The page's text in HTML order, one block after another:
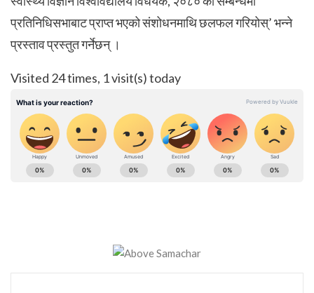
प्रतिनिधिसभाबाट प्राप्त भएको संशोधनमाथि छलफल गरियोस्’ भन्ने
प्रस्ताव प्रस्तुत गर्नेछन् ।
Visited 24 times, 1 visit(s) today